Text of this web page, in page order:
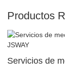
Productos
Servicios de